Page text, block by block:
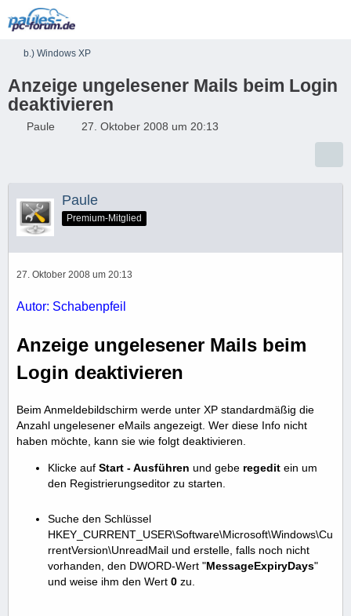
b.) Windows XP
Anzeige ungelesener Mails beim Login
deaktivieren
Paule 27. Oktober 2008 um 20:13
Paule
Premium-Mitglied
27. Oktober 2008 um 20:13
Autor: Schabenpfeil
Anzeige ungelesener Mails beim
Login deaktivieren
Beim Anmeldebildschirm werde unter XP standardmäßig die
Anzahl ungelesener eMails angezeigt. Wer diese Info nicht
haben möchte, kann sie wie folgt deaktivieren.
Klicke auf Start - Ausführen und gebe regedit ein um
den Registrierungseditor zu starten.
Suche den Schlüssel
HKEY_CURRENT_USER\Software\Microsoft\Windows\Cu
rrentVersion\UnreadMail und erstelle, falls noch nicht
vorhanden, den DWORD-Wert "MessageExpiryDays"
und weise ihm den Wert 0 zu.